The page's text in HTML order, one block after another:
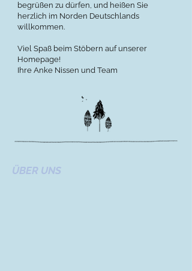
begrüßen zu dürfen, und heißen Sie
herzlich im Norden Deutschlands
willkommen.
Viel Spaß beim Stöbern auf unserer
Homepage!
Ihre Anke Nissen und Team
ÜBER UNS